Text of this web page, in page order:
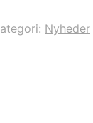
Nyheder